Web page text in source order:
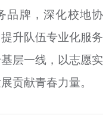
品牌，深化校地协
升队伍专业化服务
层一线，以志愿实
贡献青春力量。